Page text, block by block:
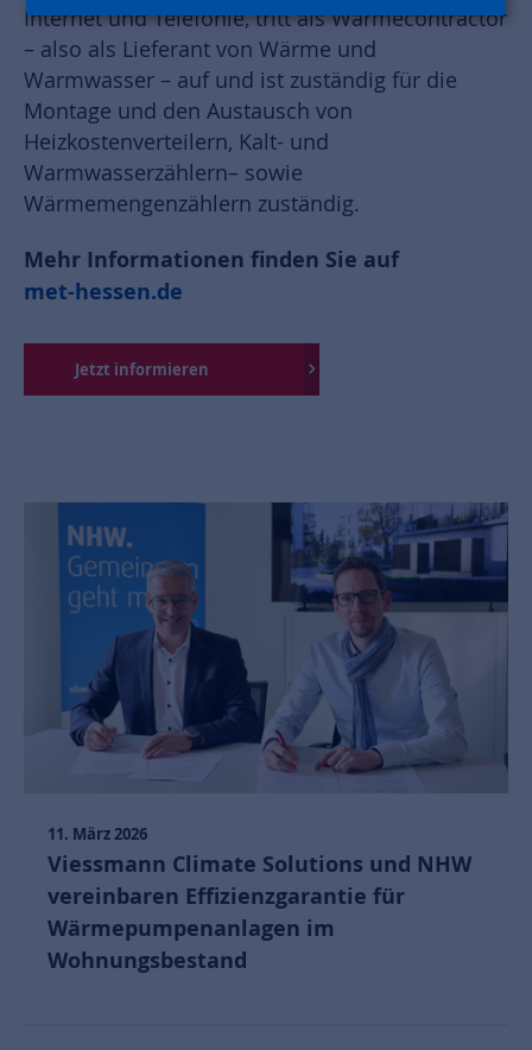
Internet und Telefonie, tritt als Wärmecontractor
– also als Lieferant von Wärme und
Warmwasser – auf und ist zuständig für die
Montage und den Austausch von
Heizkostenverteilern, Kalt- und
Warmwasserzählern– sowie
Wärmemengenzählern zuständig.
Mehr Informationen finden Sie auf
met-hessen.de
Jetzt informieren
11. März 2026
Viessmann Climate Solutions und NHW
vereinbaren Effizienzgarantie für
Wärmepumpenanlagen im
Wohnungsbestand